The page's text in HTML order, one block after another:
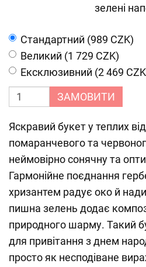
зелені
Cтандартний (989 CZK)
Великий (1 729 CZK)
Ексклюзивний (2 469
ЗАМОВИТИ
Яскравий букет у теплих
помаранчевого та
неймовірно сонячну та
Гармонійне поєднання
хризантем радує око й
пишна зелень додає
природного шарму. Такий
для привітання з днем
просто як несподіване